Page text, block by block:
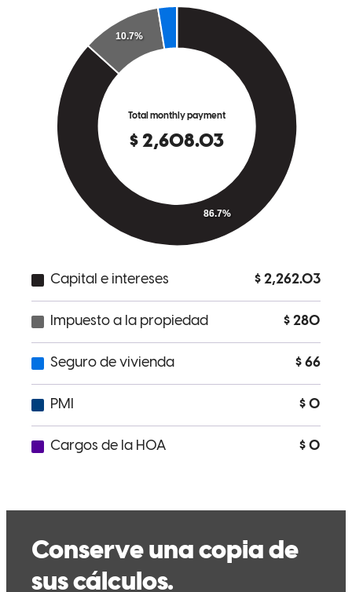
Review on 10 de julio de 2025